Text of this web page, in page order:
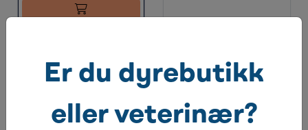
Er du dyrebutikk
eller veterinær?